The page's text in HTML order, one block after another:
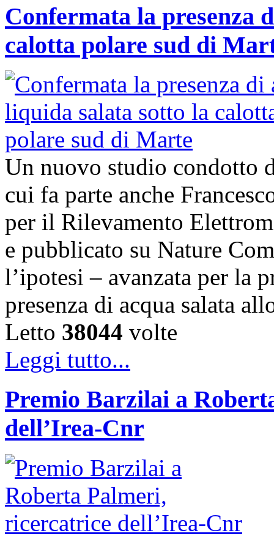
Confermata la presenza
calotta polare sud di
Un nuovo studio condotto
cui fa parte anche
per il Rilevamento
e pubblicato su Nature
l’ipotesi – avanzata per la
presenza di acqua salata
Letto 38044 volte
Leggi tutto...
Premio Barzilai a
dell’Irea-Cnr